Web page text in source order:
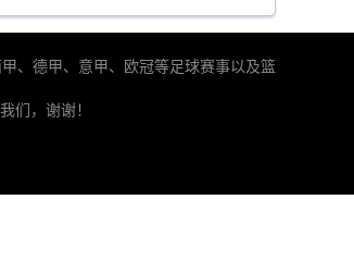
、德甲、意甲、欧冠等足球赛事以及篮
们，谢谢！